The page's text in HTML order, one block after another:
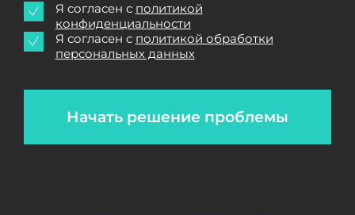
Начать решение проблемы
Я согласен с политикой
конфиденциальности
Я согласен с политикой обработки
персональных данных